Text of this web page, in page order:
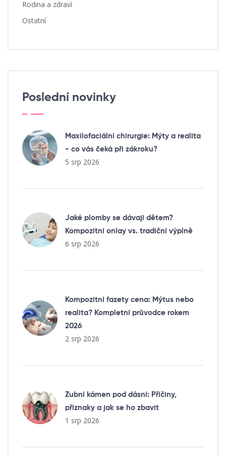
Rodina a zdraví
Ostatní
Poslední novinky
Maxilofaciální chirurgie: Mýty a realita
- co vás čeká při zákroku?
5 srp 2026
Jaké plomby se dávají dětem?
Kompozitní onlay vs. tradiční výplně
6 srp 2026
Kompozitní fazety cena: Mýtus nebo
realita? Kompletní průvodce rokem
2026
2 srp 2026
Zubní kámen pod dásní: Příčiny,
příznaky a jak se ho zbavit
1 srp 2026